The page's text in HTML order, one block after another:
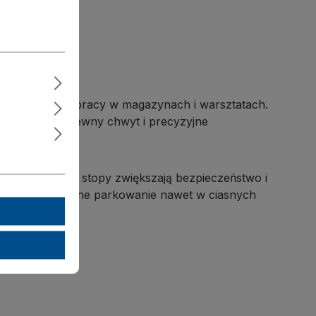
intensywnej pracy w magazynach i warsztatach.
pewny chwyt i precyzyjne
oraz osłoną stopy zwiększają bezpieczeństwo i
bezpieczne parkowanie nawet w ciasnych